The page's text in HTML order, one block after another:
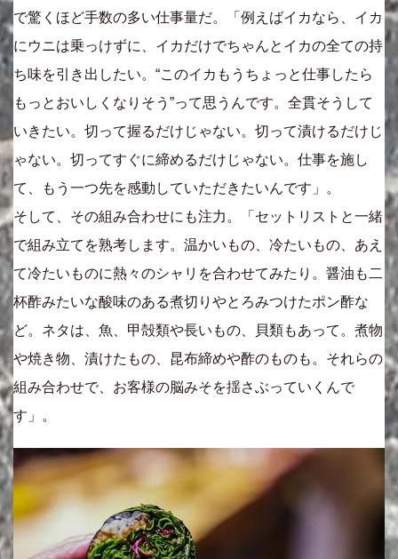
で驚くほど手数の多い仕事量だ。「例えばイカなら、イカ
にウニは乗っけずに、イカだけでちゃんとイカの全ての持
ち味を引き出したい。“このイカもうちょっと仕事したら
もっとおいしくなりそう”って思うんです。全貫そうして
いきたい。切って握るだけじゃない。切って漬けるだけじ
ゃない。切ってすぐに締めるだけじゃない。仕事を施し
て、もう一つ先を感動していただきたいんです」。
そして、その組み合わせにも注力。「セットリストと一緒
で組み立てを熟考します。温かいもの、冷たいもの、あえ
て冷たいものに熱々のシャリを合わせてみたり。醤油も二
杯酢みたいな酸味のある煮切りやとろみつけたポン酢な
ど。ネタは、魚、甲殻類や長いもの、貝類もあって。煮物
や焼き物、漬けたもの、昆布締めや酢のものも。それらの
組み合わせで、お客様の脳みそを揺さぶっていくんで
す」。